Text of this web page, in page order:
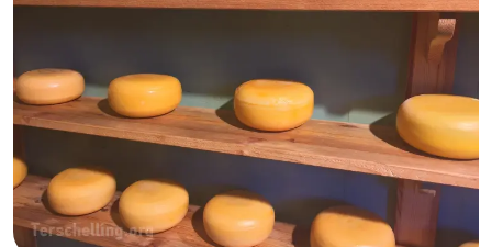
Jongeren
Overnachten
Appartementen
-